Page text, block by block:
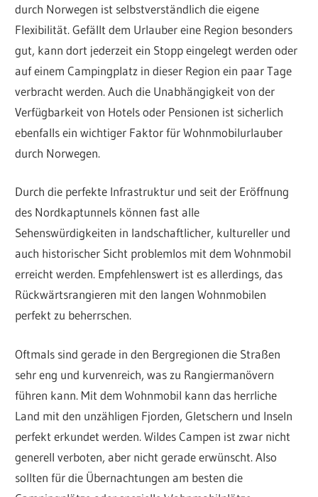
durch Norwegen ist selbstverständlich die eigene
Flexibilität. Gefällt dem Urlauber eine Region besonders
gut, kann dort jederzeit ein Stopp eingelegt werden oder
auf einem Campingplatz in dieser Region ein paar Tage
verbracht werden. Auch die Unabhängigkeit von der
Verfügbarkeit von Hotels oder Pensionen ist sicherlich
ebenfalls ein wichtiger Faktor für Wohnmobilurlauber
durch Norwegen.
Durch die perfekte Infrastruktur und seit der Eröffnung
des Nordkaptunnels können fast alle
Sehenswürdigkeiten in landschaftlicher, kultureller und
auch historischer Sicht problemlos mit dem Wohnmobil
erreicht werden. Empfehlenswert ist es allerdings, das
Rückwärtsrangieren mit den langen Wohnmobilen
perfekt zu beherrschen.
Oftmals sind gerade in den Bergregionen die Straßen
sehr eng und kurvenreich, was zu Rangiermanövern
führen kann. Mit dem Wohnmobil kann das herrliche
Land mit den unzähligen Fjorden, Gletschern und Inseln
perfekt erkundet werden. Wildes Campen ist zwar nicht
generell verboten, aber nicht gerade erwünscht. Also
sollten für die Übernachtungen am besten die